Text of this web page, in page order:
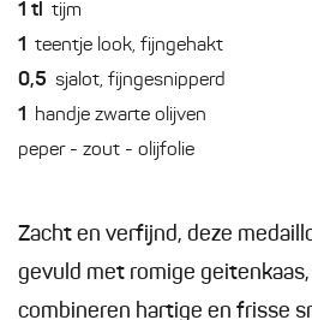
1 tl tijm
1 teentje look, fijngehakt
0,5 sjalot, fijngesnipperd
1 handje zwarte olijven
peper - zout - olijfolie
Zacht en verfijnd, deze
gevuld met romige
combineren hartige en frisse